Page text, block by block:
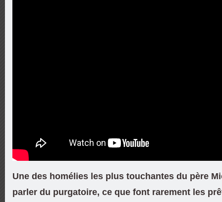
Une des homélies les plus touchantes du père
parler du purgatoire, ce que font rarement les